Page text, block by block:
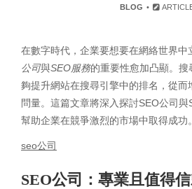
BLOG
在數字時代，企業要想要在網絡世界中
公司與SEO服務的重要性愈加凸顯。
夠提升網站在搜尋引擎中的排名，從而
問量。這篇文章將深入探討SEO公司與
幫助企業在競爭激烈的市場中取得成功。
seo公司
SEO公司：專業且值得